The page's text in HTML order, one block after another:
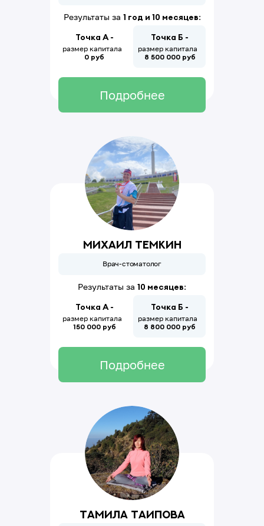
Результаты за 1 год и 10 месяцев:
Точка А - Точка Б -
размер капитала
0 руб
размер капитала
8 500 000 руб
Подробнее
Михаил Темкин
Врач-стоматолог
Результаты за 10 месяцев:
Точка А - Точка Б -
размер капитала
150 000 руб
размер капитала
8 800 000 руб
Подробнее
Тамила Таипова